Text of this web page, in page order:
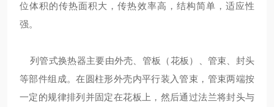
位体积的传热面积大，传热效率高，结构简单，适应性
强。
列管式换热器主要由外壳、管板（花板）、管束、封头
等部件组成。在圆柱形外壳内平行装入管束，管束两端按
一定的规律排列并固定在花板上，然后通过法兰将封头与